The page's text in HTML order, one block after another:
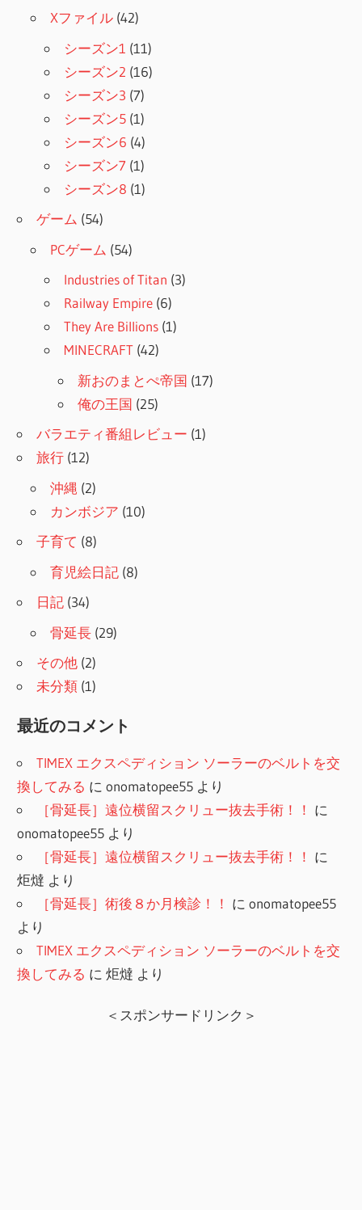
Xファイル (42)
シーズン1 (11)
シーズン2 (16)
シーズン3 (7)
シーズン5 (1)
シーズン6 (4)
シーズン7 (1)
シーズン8 (1)
ゲーム (54)
PCゲーム (54)
Industries of Titan (3)
Railway Empire (6)
They Are Billions (1)
MINECRAFT (42)
新おのまとぺ帝国 (17)
俺の王国 (25)
バラエティ番組レビュー (1)
旅行 (12)
沖縄 (2)
カンボジア (10)
子育て (8)
育児絵日記 (8)
日記 (34)
骨延長 (29)
その他 (2)
未分類 (1)
最近のコメント
TIMEX エクスペディション ソーラーのベルトを交
換してみる にonomatopee55 より
［骨延長］遠位横留スクリュー抜去手術！！ に
onomatopee55 より
［骨延長］遠位横留スクリュー抜去手術！！ に
炬燵 より
［骨延長］術後８か月検診！！ にonomatopee55
より
TIMEX エクスペディション ソーラーのベルトを交
換してみる に炬燵 より
＜スポンサードリンク＞